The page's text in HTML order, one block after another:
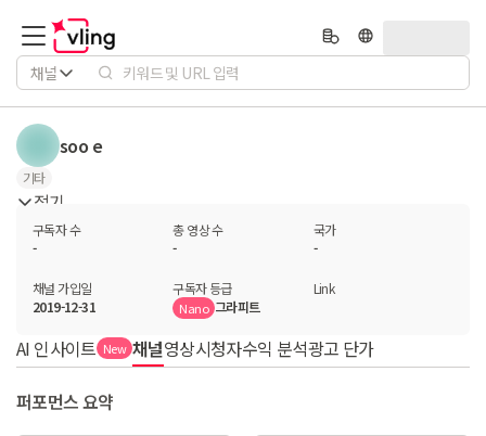
채널
soo e
기타
접기
구독자 수
-
총 영상 수
-
국가
-
채널 가입일
2019-12-31
구독자 등급
Nano 그라피트
Link
AI 인사이트 New 채널영상시청자수익 분석광고 단가
퍼포먼스 요약